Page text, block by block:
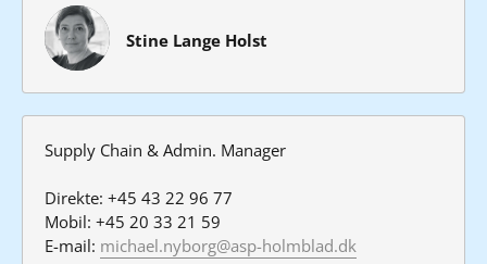
Stine Lange Holst
Supply Chain & Admin. Manager
Direkte: +45 43 22 96 77
Mobil: +45 20 33 21 59
E-mail: michael.nyborg@asp-holmblad.dk